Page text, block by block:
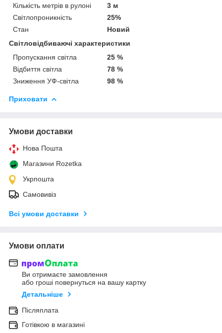
Кількість метрів в рулоні
3 м
Світлопроникність
25%
Стан
Новий
Світловідбиваючі характеристики
Пропускання світла
25 %
Відбиття світла
78 %
Зниження УФ-світла
98 %
Приховати
Умови доставки
Нова Пошта
Магазини Rozetka
Укрпошта
Самовивіз
Всі умови доставки
Умови оплати
Ви отримаєте замовлення
або гроші повернуться на вашу картку
Детальніше
Післяплата
Готівкою в магазині